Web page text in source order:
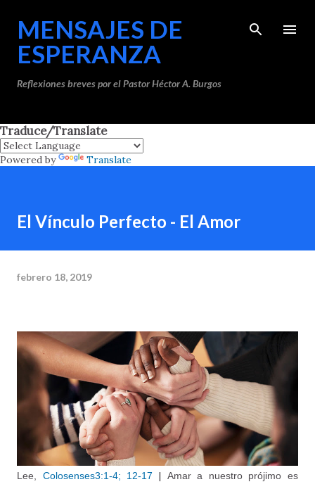
MENSAJES DE
ESPERANZA
Reflexiones breves por el Pastor Héctor A. Burgos
Traduce/Translate
Powered by Translate
El Vínculo Perfecto - El Amor
febrero 18, 2019
Lee, Colosenses3:1-4; 12-17 | Amar a nuestro prójimo es